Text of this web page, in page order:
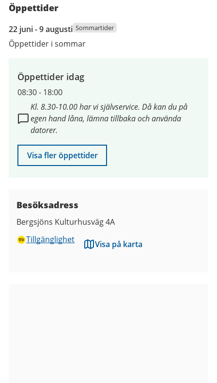
Öppettider
22
juni
2026
augusti
2026
22 juni - 9 augusti Sommartider
Öppettider i sommar
Öppettider idag
08:30- 18:00
Kl. 8.30-10.00 har vi självservice. Då kan du på
egen hand låna, lämna tillbaka och använda
datorer.
Visa fler öppettider
Besöksadress
Bergsjöns Kulturhusväg 4A
Tillgänglighet
Visa på karta